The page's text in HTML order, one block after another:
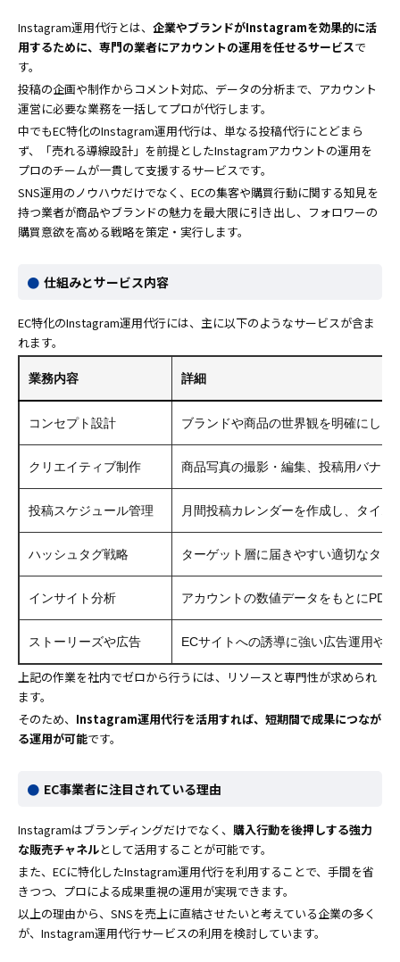
Instagram運用代行とは、 企業やブランドがInstagramを効果的に活
用するために、専門の業者にアカウントの運用を任せるサービスで
す。
投稿の企画や制作からコメント対応、データの分析まで、アカウント
運営に必要な業務を一括してプロが代行します。
中でもEC特化のInstagram運用代行は、単なる投稿代行にとどまら
ず、「売れる導線設計」を前提としたInstagramアカウントの運用を
プロのチームが一貫して支援するサービスです。
SNS運用のノウハウだけでなく、ECの集客や購買行動に関する知見を
持つ業者が商品やブランドの魅力を最大限に引き出し、フォロワーの
購買意欲を高める戦略を策定・実行します。
仕組みとサービス内容
EC特化のInstagram運用代行には、主に以下のようなサービスが含ま
れます。
業務内容 詳細
コンセプト設計 ブランドや商品の世界観を明確にし、
クリエイティブ制作 商品写真の撮影・編集、投稿用バナー
投稿スケジュール管理 月間投稿カレンダーを作成し、タイ
ハッシュタグ戦略 ターゲット層に届きやすい適切なタグ
インサイト分析 アカウントの数値データをもとに
ストーリーズや広告 ECサイトへの誘導に強い広告運用や
上記の作業を社内でゼロから行うには、リソースと専門性が求められ
ます。
そのため、 Instagram運用代行を活用すれば、短期間で成果につなが
る運用が可能です。
EC事業者に注目されている理由
Instagramはブランディングだけでなく、 購入行動を後押しする強力
な販売チャネルとして活用することが可能です。
また、ECに特化したInstagram運用代行を利用することで、手間を省
きつつ、プロによる成果重視の運用が実現できます。
以上の理由から、SNSを売上に直結させたいと考えている企業の多く
が、Instagram運用代行サービスの利用を検討しています。